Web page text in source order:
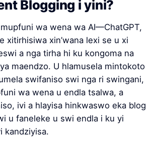
Blogging i yini?
wa wena wa AI—ChatGPT,
xitirhisiwa xin’wana lexi se u xi
a nga tirha hi ku kongoma na
maendzo. U hlamusela mintokoto
swifaniso swi nga ri swingani,
wa wena u endla tsalwa, a
ivi a hlayisa hinkwaswo eka blog
u faneleke u swi endla i ku yi
kandziyisa.